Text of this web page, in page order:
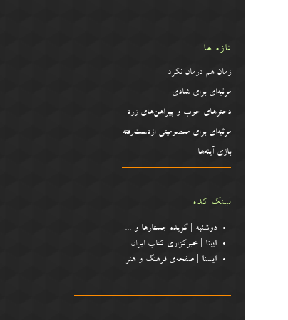
تازه ها
زمان هم درمان نکرد
مرثیه‌ای برای شادی
دخترهای خوب و پیراهن‌‌های زرد
مرثیه‌ای برای معصومیتی ازدست‌رفته
بازی آینه‌ها
لینک کده
دوشنبه | گزیده جستارها و ...
ایبنا | خبرگزاری کتاب ایران
ایسنا | صفحه‌ی فرهنگ و هنر